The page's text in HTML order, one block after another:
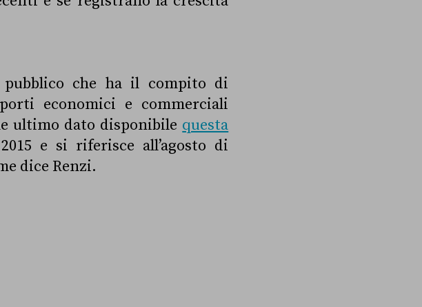
pubblico che ha il compito di
economici e commerciali
ultimo dato disponibile questa
e si riferisce all’agosto di
dice Renzi.